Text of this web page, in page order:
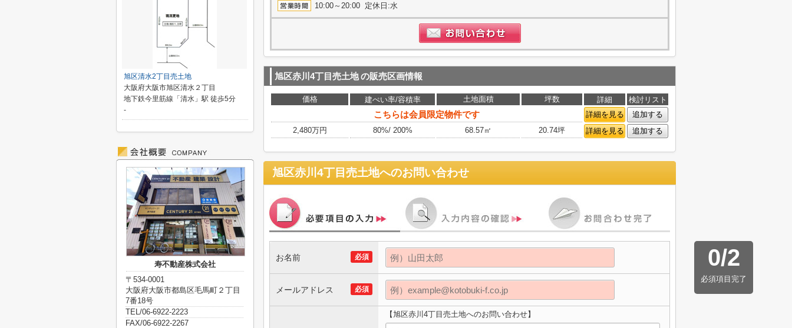
10:00～20:00 定休日:水
旭区赤川4丁目売土地の販売区画情報
価格 建ぺい率/容積率 土地面積 坪数 詳細 検討リスト
こちらは会員限定物件です 詳細を見る
追加する
2,480万円
80%/ 200% 68.57㎡ 20.74坪 詳細を見る 追加する
旭区赤川4丁目売土地へのお問い合わせ
0/2
必須項目完了
必須
お名前
必須
メールアドレス
【旭区赤川4丁目売土地へのお問い合わせ】
旭区清水2丁目売土地
大阪府大阪市旭区清水２丁目
地下鉄今里筋線「清水」駅 徒歩5分
-
寿不動産株式会社
〒534-0001
大阪府大阪市都島区毛馬町２丁目
7番18号
TEL/06-6922-2223
FAX/06-6922-2267